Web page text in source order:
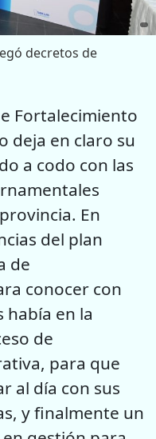
decretos de
Fortalecimiento
deja en claro su
a codo con las
En
del plan
de
conocer con
había en la
de
para que
al día con sus
y finalmente un